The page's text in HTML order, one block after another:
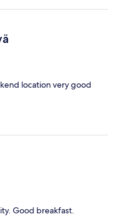
location very good
Good breakfast.